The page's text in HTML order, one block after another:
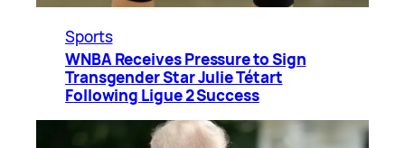
Sports
WNBA Receives Pressure to Sign
Transgender Star Julie Tétart
Following Ligue 2 Success